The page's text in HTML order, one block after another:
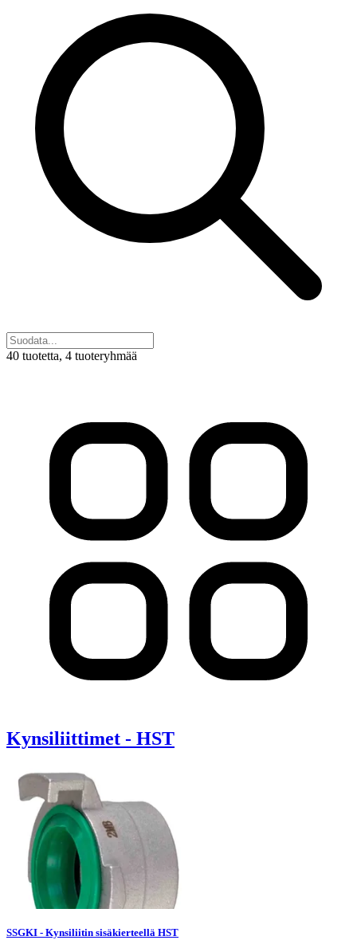
40 tuotetta, 4 tuoteryhmää
Kynsiliittimet - HST
SSGKI - Kynsiliitin sisäkierteellä HST